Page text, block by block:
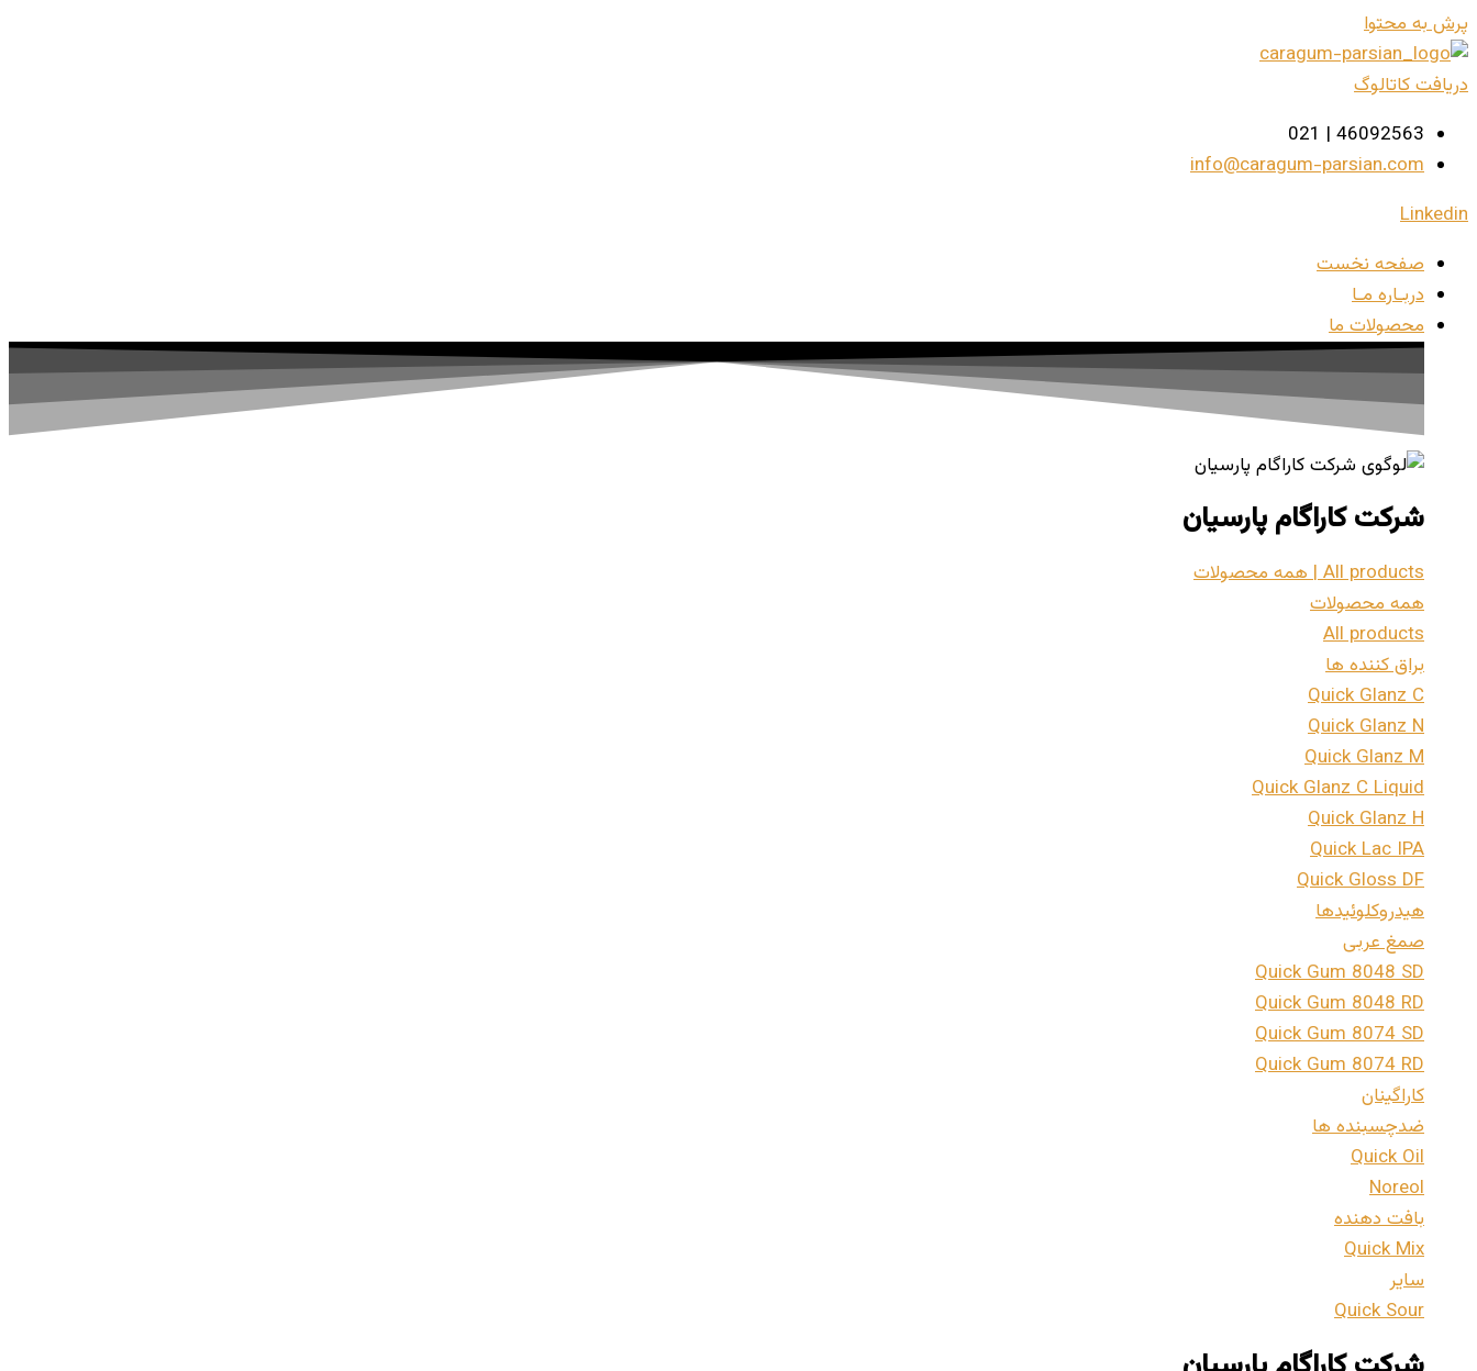
پرش به محتوا
دریافت کاتالوگ
46092563 | 021
info@caragum-parsian.com
Linkedin
صفحه نخست
دربـاره مـا
محصولات ما
شرکت کاراگام پارسیان
All products | همه محصولات
همه محصولات
All products
براق کننده ها
Quick Glanz C
Quick Glanz N
Quick Glanz M
Quick Glanz C Liquid
Quick Glanz H
Quick Lac IPA
Quick Gloss DF
هیدروکلوئیدها
صمغ عربی
Quick Gum 8048 SD
Quick Gum 8048 RD
Quick Gum 8074 SD
Quick Gum 8074 RD
کاراگینان
ضدچسبنده ها
Quick Oil
Noreol
بافت دهنده
Quick Mix
سایر
Quick Sour